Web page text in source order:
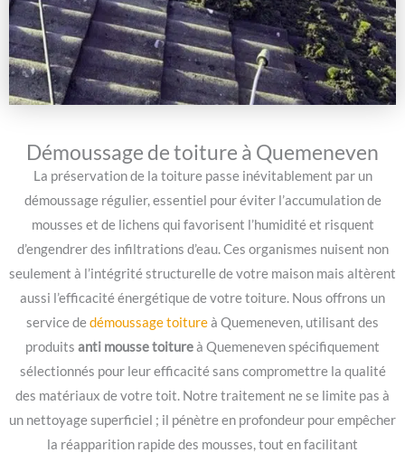
Démoussage de toiture à Quemeneven
La préservation de la toiture passe inévitablement par un
démoussage régulier, essentiel pour éviter l’accumulation de
mousses et de lichens qui favorisent l’humidité et risquent
d’engendrer des infiltrations d’eau. Ces organismes nuisent non
seulement à l’intégrité structurelle de votre maison mais altèrent
aussi l’efficacité énergétique de votre toiture. Nous offrons un
service dedémoussage toitureà Quemeneven, utilisant des
produits anti mousse toitureà Quemeneven spécifiquement
sélectionnés pour leur efficacité sans compromettre la qualité
des matériaux de votre toit. Notre traitement ne se limite pas à
un nettoyage superficiel ; il pénètre en profondeur pour empêcher
la réapparition rapide des mousses, tout en facilitant